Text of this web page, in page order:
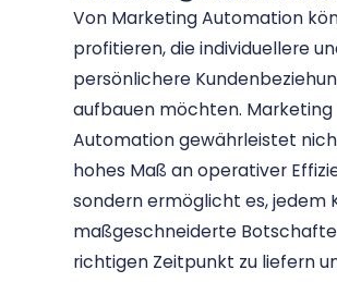
Von Marketing Automation
profitieren, die individuellere
persönlichere
aufbauen möchten. Marketing
Automation gewährleistet
hohes Maß an operativer
sondern ermöglicht es, jedem
maßgeschneiderte
richtigen Zeitpunkt zu liefern